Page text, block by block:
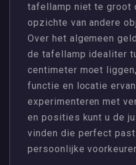
tafellamp niet te groot
opzichte van andere
Over het algemeen
de tafellamp idealiter
centimeter moet
functie en locatie
experimenteren met
en posities kunt u de
vinden die perfect
persoonlijke